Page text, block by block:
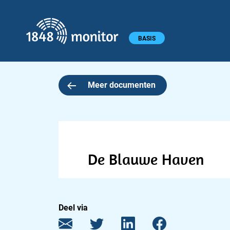
Hoofdmenu BASIS
Meer documenten
De Blauwe Haven
Deel via